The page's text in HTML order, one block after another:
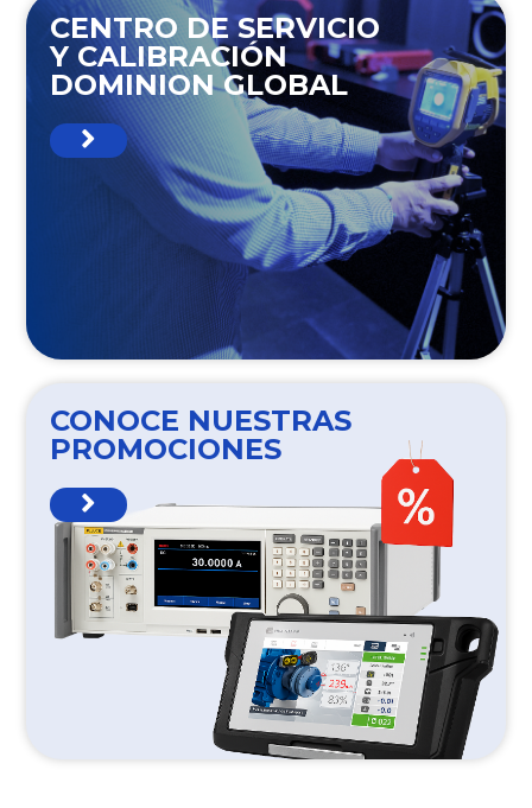
CENTRO DE SERVICIO
Y CALIBRACIÓN
DOMINION GLOBAL
CONOCE NUESTRAS
PROMOCIONES